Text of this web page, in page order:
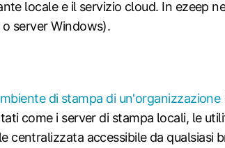
locale e il servizio cloud. In ezeep
server Windows).
di stampa di un'organizzazione
come i server di stampa locali, le
accessibile da qualsiasi